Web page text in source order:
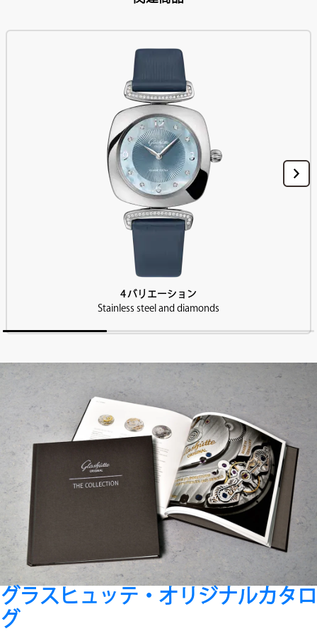
4 バリエーション
Stainless steel and diamonds
グラスヒュッテ・オリジナルカタロ
グ